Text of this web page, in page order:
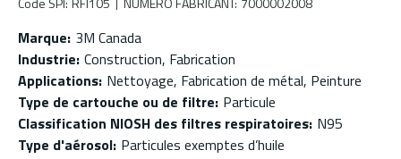
Marque: 3M Canada
Industrie: Construction, Fabrication
Applications: Nettoyage, Fabrication de métal, Peinture
Type de cartouche ou de filtre: Particule
Classification NIOSH des filtres respiratoires: N95
Type d'aérosol: Particules exemptes d’huile